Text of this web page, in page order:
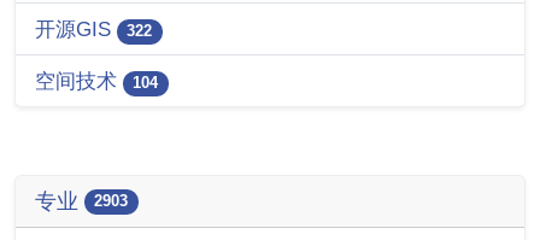
开源GIS 322
空间技术 104
专业 2903